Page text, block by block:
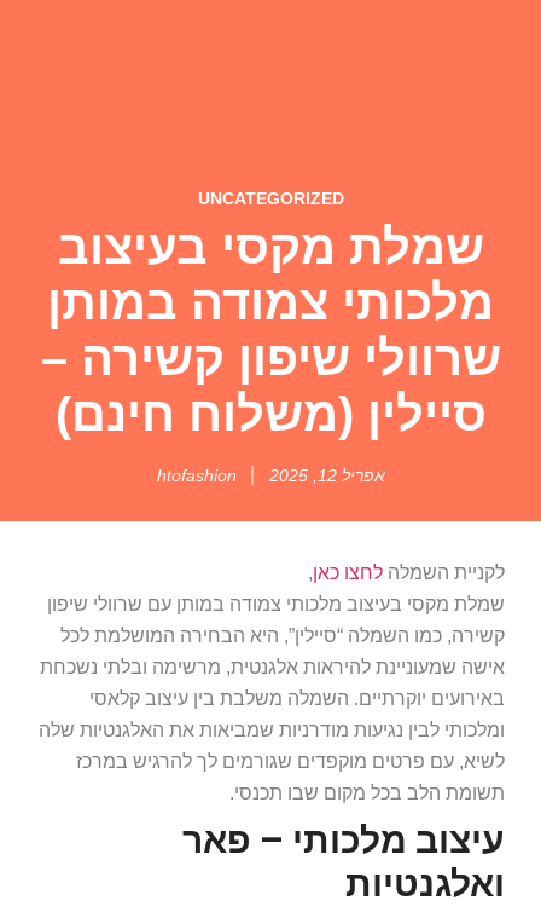
UNCATEGORIZED
שמלת מקסי בעיצוב
מלכותי צמודה במותן
שרוולי שיפון קשירה –
סיילין (משלוח חינם)
אפריל 12, 2025 htofashion
לקניית השמלה לחצו כאן,
שמלת מקסי בעיצוב מלכותי צמודה במותן עם שרוולי שיפון
קשירה, כמו השמלה “סיילין”, היא הבחירה המושלמת לכל
אישה שמעוניינת להיראות אלגנטית, מרשימה ובלתי נשכחת
באירועים יוקרתיים. השמלה משלבת בין עיצוב קלאסי
ומלכותי לבין נגיעות מודרניות שמביאות את האלגנטיות שלה
לשיא, עם פרטים מוקפדים שגורמים לך להרגיש במרכז
תשומת הלב בכל מקום שבו תכנסי.
עיצוב מלכותי – פאר
ואלגנטיות